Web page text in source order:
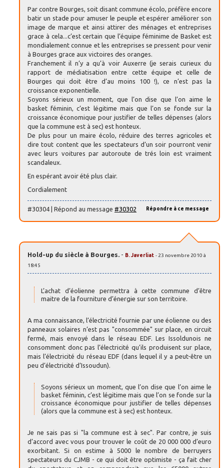
Par contre Bourges, soit disant commune écolo, préfère encore
batir un stade pour amuser le peuple et espérer améliorer son
image de marque et ainsi attirer des ménages et entreprises
grace à cela...c’est certain que l’équipe féminime de Basket est
mondialement connue et les entreprises se pressent pour venir
à Bourges grace aux victoires des oranges.
Franchement il n’y a qu’à voir Auxerre (je serais curieux du
rapport de médiatisation entre cette équipe et celle de
Bourges qui doit être d’au moins 100 !), ce n’est pas la
croissance exponentielle.
Soyons sérieux un moment, que l’on dise que l’on aime le
basket féminin, c’est légitime mais que l’on se fonde sur la
croissance économique pour justifier de telles dépenses (alors
que la commune est à sec) est honteux.
De plus pour un maire écolo, réduire des terres agricoles et
dire tout content que les spectateurs d’un soir pourront venir
avec leurs voitures par autoroute de trés loin est vraiment
scandaleux.
En espérant avoir été plus clair.
Cordialement
Répondre à ce message
#30304 | Répond au message #30302
Hold-up du siècle à Bourges. - B. Javerliat - 23 novembre 2010 à
18:45
L’achat d’éolienne permettra à cette commune d’être
maitre de la fourniture d’énergie sur son territoire.
A ma connaissance, l’électricité fournie par une éolienne ou des
panneaux solaires n’est pas "consommée" sur place, en circuit
fermé, mais envoyé dans le réseau EDF. Les Issoldunois ne
consomment donc pas l’électricité qu’ils produisent sur place,
mais l’électricité du réseau EDF (dans lequel il y a peut-être un
peu d’électricité d’Issoudun).
Soyons sérieux un moment, que l’on dise que l’on aime le
basket féminin, c’est légitime mais que l’on se fonde sur la
croissance économique pour justifier de telles dépenses
(alors que la commune est à sec) est honteux.
Je ne sais pas si "la commune est à sec". Par contre, je suis
d’accord avec vous pour trouver le coût de 20 000 000 d’euro
exorbitant. Si on estime à 5000 le nombre de berruyers
spectateurs du CJMB - ce qui doit être optimiste - ça fait cher